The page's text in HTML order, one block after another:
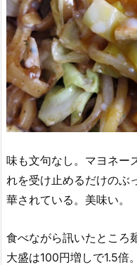
味も文句なし。マヨネー
れを受け止めるだけのぶ
華されている。美味い。
食べながら訊いたところ
大盛は100円増しで1.5倍